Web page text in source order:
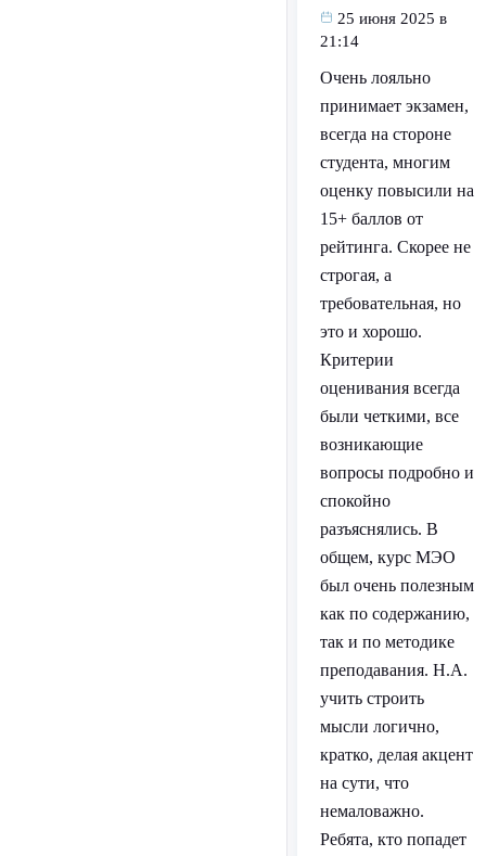
25 июня 2025 в
21:14
Очень лояльно
принимает экзамен,
всегда на стороне
студента, многим
оценку повысили на
15+ баллов от
рейтинга. Скорее не
строгая, а
требовательная, но
это и хорошо.
Критерии
оценивания всегда
были четкими, все
возникающие
вопросы подробно и
спокойно
разъяснялись. В
общем, курс МЭО
был очень полезным
как по содержанию,
так и по методике
преподавания. Н.А.
учить строить
мысли логично,
кратко, делая акцент
на сути, что
немаловажно.
Ребята, кто попадет